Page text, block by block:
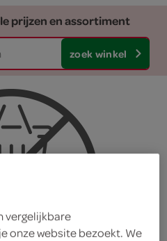
prijzen en assortiment
zoek winkel
vergelijkbare
onze website bezoekt. We